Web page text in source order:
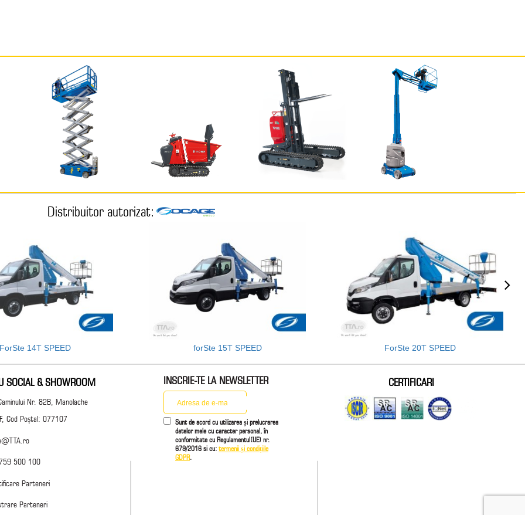
Distribuitor autorizat:
ForSte 14T SPEED forSte 15T SPEED ForSte 20T SPEED
SOCIAL & SHOWROOM
Nr. 82B, Manolache
Cod Poștal: 077107
500 100
Parteneri
Parteneri
INSCRIE-TE LA NEWSLETTER
Sunt de acord cu utilizarea și prelucrarea
datelor mele cu caracter personal, în
conformitate cu Regulamentul(UE) nr.
679/2016 si cu: termenii și condițiile
GDPR.
CERTIFICARI